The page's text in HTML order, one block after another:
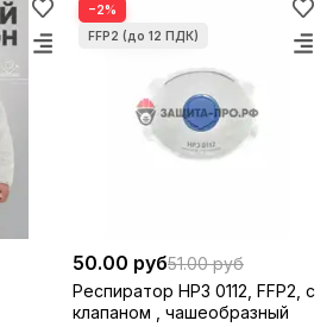
−2%
50.00 руб51.00 руб
Респиратор НРЗ 0112, FFP2, с
клапаном , чашеобразный